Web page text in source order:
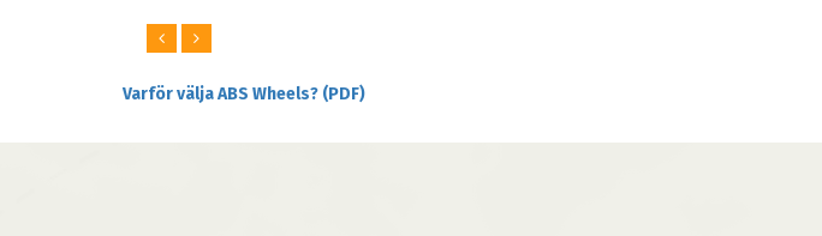
Varför välja ABS Wheels? (PDF)